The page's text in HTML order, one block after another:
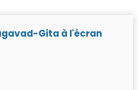
Gita à l'écran